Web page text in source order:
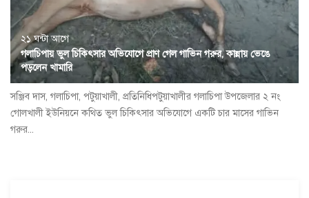
২১ ঘন্টা আগে
গলাচিপায় ভুল চিকিৎসার অভিযোগে প্রাণ গেল গাভিন গরুর, কান্নায় ভেঙে
পড়লেন খামারি
সঞ্জিব দাস, গলাচিপা, পটুয়াখালী, প্রতিনিধিপটুয়াখালীর গলাচিপা উপজেলার ২ নং
গোলখালী ইউনিয়নে কথিত ভুল চিকিৎসার অভিযোগে একটি চার মাসের গাভিন
গরুর...